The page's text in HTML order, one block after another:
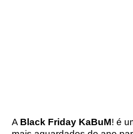
A Black Friday KaBuM! é